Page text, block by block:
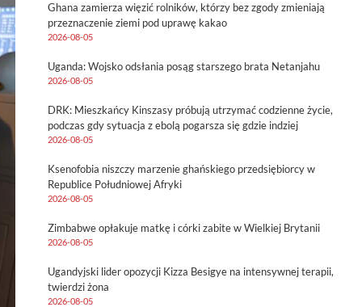
Ghana zamierza więzić rolników, którzy bez zgody zmieniają
przeznaczenie ziemi pod uprawę kakao
2026-08-05
Uganda: Wojsko odsłania posąg starszego brata Netanjahu
2026-08-05
DRK: Mieszkańcy Kinszasy próbują utrzymać codzienne życie,
podczas gdy sytuacja z ebolą pogarsza się gdzie indziej
2026-08-05
Ksenofobia niszczy marzenie ghańskiego przedsiębiorcy w
Republice Południowej Afryki
2026-08-05
Zimbabwe opłakuje matkę i córki zabite w Wielkiej Brytanii
2026-08-05
Ugandyjski lider opozycji Kizza Besigye na intensywnej terapii,
twierdzi żona
2026-08-05